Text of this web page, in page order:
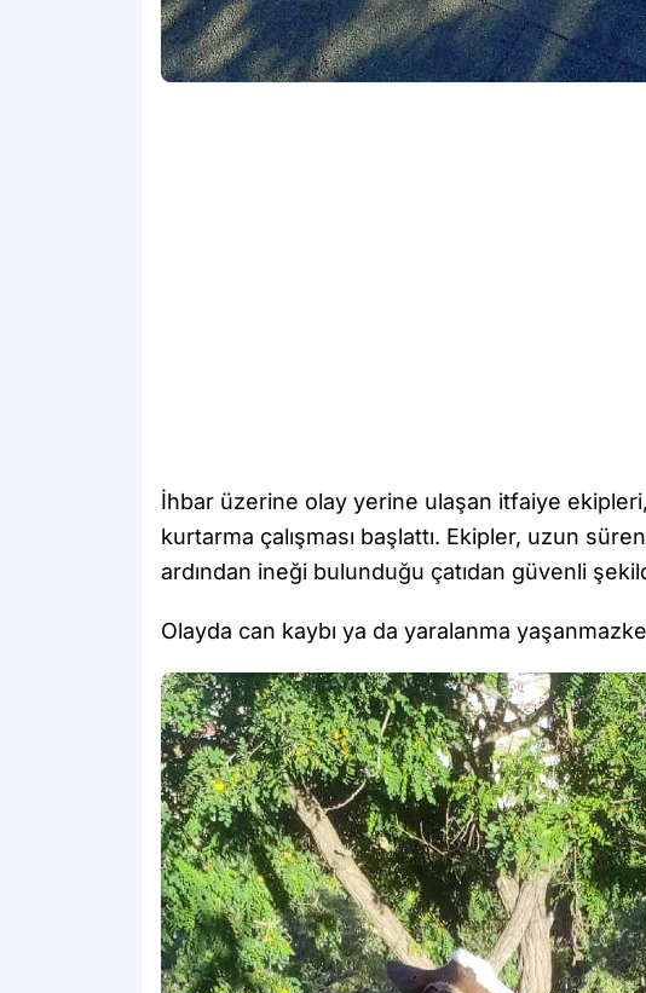
İhbar üzerine olay yerine ulaşan itfaiye
kurtarma çalışması başlattı. Ekipler, uzun
ardından ineği bulunduğu çatıdan güvenli
Olayda can kaybı ya da yaralanma